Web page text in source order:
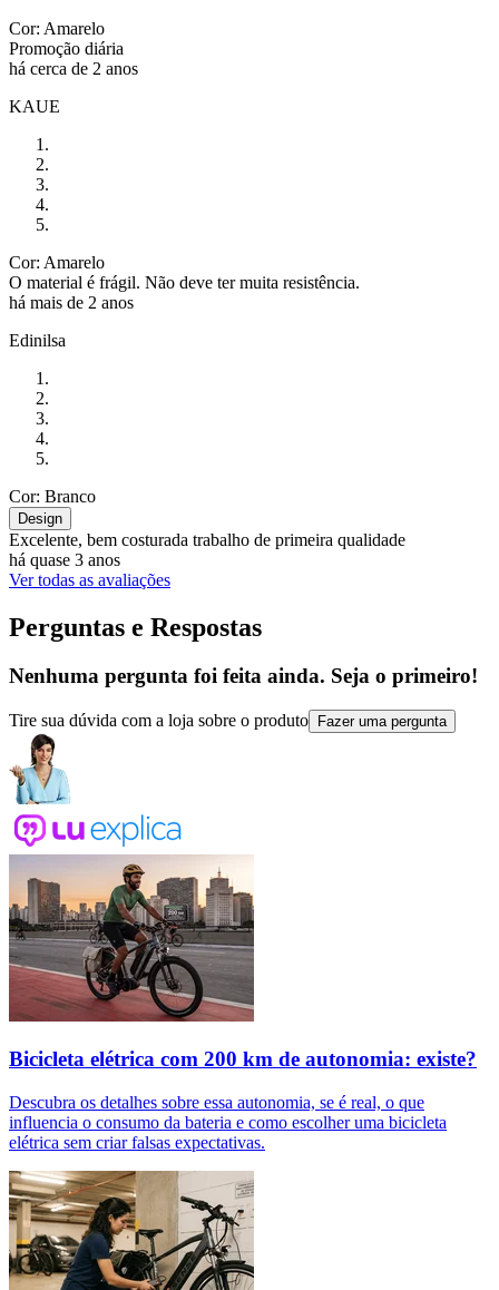
Cor: Amarelo
Promoção diária
há cerca de 2 anos
KAUE
Cor: Amarelo
O material é frágil. Não deve ter muita resistência.
há mais de 2 anos
Edinilsa
Cor: Branco
Design
Excelente, bem costurada trabalho de primeira qualidade
há quase 3 anos
Ver todas as avaliações
Perguntas e Respostas
Nenhuma pergunta foi feita ainda. Seja o primeiro!
Tire sua dúvida com a loja sobre o produto Fazer uma pergunta
Bicicleta elétrica com 200 km de autonomia: existe?
Descubra os detalhes sobre essa autonomia, se é real, o que
influencia o consumo da bateria e como escolher uma bicicleta
elétrica sem criar falsas expectativas.